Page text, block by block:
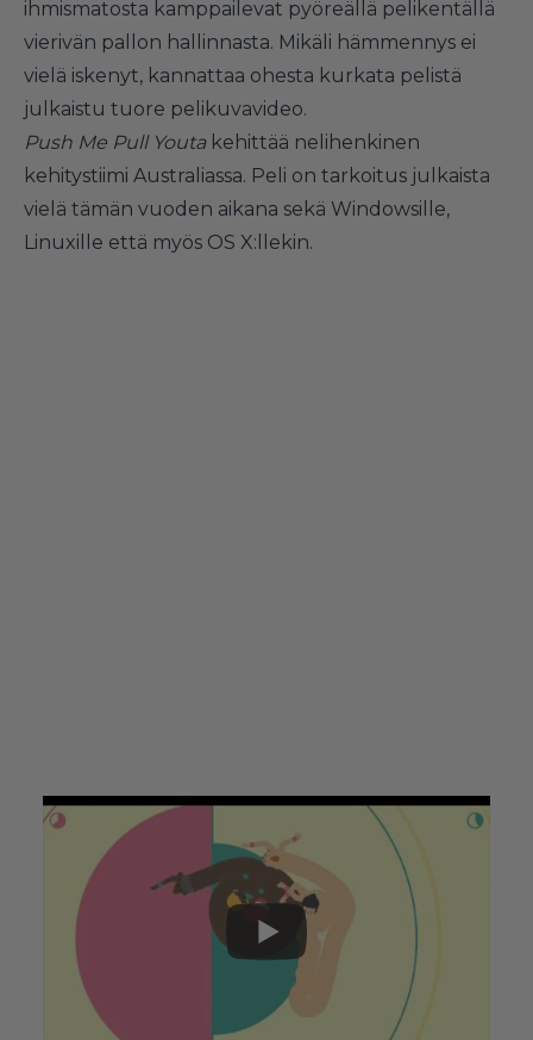
ihmismatosta kamppailevat pyöreällä pelikentällä
vierivän pallon hallinnasta. Mikäli hämmennys ei
vielä iskenyt, kannattaa ohesta kurkata pelistä
julkaistu tuore pelikuvavideo.
Push Me Pull Youtakehittää nelihenkinen
kehitystiimi Australiassa. Peli on tarkoitus julkaista
vielä tämän vuoden aikana sekä Windowsille,
Linuxille että myös OS X:llekin.